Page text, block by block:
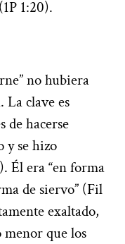
1:20).
no hubiera
La clave es
de hacerse
y se hizo
Él era “en forma
de siervo” (Fil
exaltado,
menor que los